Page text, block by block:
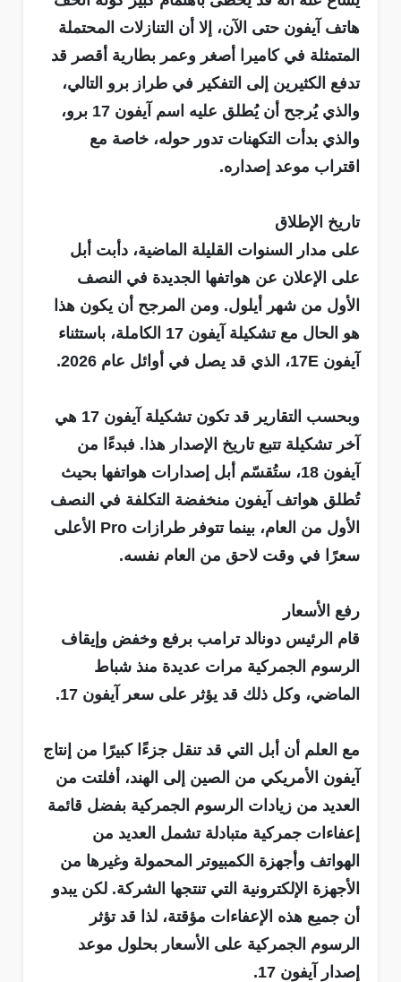
هاتف آيفون حتى الآن، إلا أن التنازلات المحتملة
المتمثلة في كاميرا أصغر وعمر بطارية أقصر قد
تدفع الكثيرين إلى التفكير في طراز برو التالي،
والذي يُرجح أن يُطلق عليه اسم آيفون 17 برو،
والذي بدأت التكهنات تدور حوله، خاصة مع
اقتراب موعد إصداره.
تاريخ الإطلاق
على مدار السنوات القليلة الماضية، دأبت أبل
على الإعلان عن هواتفها الجديدة في النصف
الأول من شهر أيلول. ومن المرجح أن يكون هذا
هو الحال مع تشكيلة آيفون 17 الكاملة، باستثناء
آيفون 17E، الذي قد يصل في أوائل عام 2026.
وبحسب التقارير قد تكون تشكيلة آيفون 17 هي
آخر تشكيلة تتبع تاريخ الإصدار هذا. فبدءًا من
آيفون 18، ستُقسّم أبل إصدارات هواتفها بحيث
تُطلق هواتف آيفون منخفضة التكلفة في النصف
الأول من العام، بينما تتوفر طرازات Pro الأعلى
سعرًا في وقت لاحق من العام نفسه.
رفع الأسعار
قام الرئيس دونالد ترامب برفع وخفض وإيقاف
الرسوم الجمركية مرات عديدة منذ شباط
الماضي، وكل ذلك قد يؤثر على سعر آيفون 17.
مع العلم أن أبل التي قد تنقل جزءًا كبيرًا من إنتاج
آيفون الأمريكي من الصين إلى الهند، أفلتت من
العديد من زيادات الرسوم الجمركية بفضل قائمة
إعفاءات جمركية متبادلة تشمل العديد من
الهواتف وأجهزة الكمبيوتر المحمولة وغيرها من
الأجهزة الإلكترونية التي تنتجها الشركة. لكن يبدو
أن جميع هذه الإعفاءات مؤقتة، لذا قد تؤثر
الرسوم الجمركية على الأسعار بحلول موعد
إصدار آيفون 17.